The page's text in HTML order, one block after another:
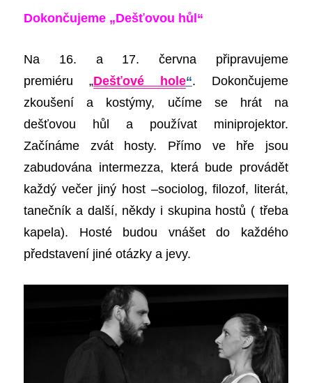
Dokončujeme „Dešťovou hůl“
Na 16. a 17. června připravujeme
premiéru
„Dešťové hole“. Dokončujeme
zkoušení a kostýmy, učíme se hrát na
dešťovou hůl a používat miniprojektor.
Začínáme zvát hosty. Přímo ve hře jsou
zabudována intermezza, která bude provádět
každý večer jiný host –sociolog, filozof, literát,
tanečník a další, někdy i skupina hostů ( třeba
kapela). Hosté budou vnášet do každého
představení jiné otázky a jevy.